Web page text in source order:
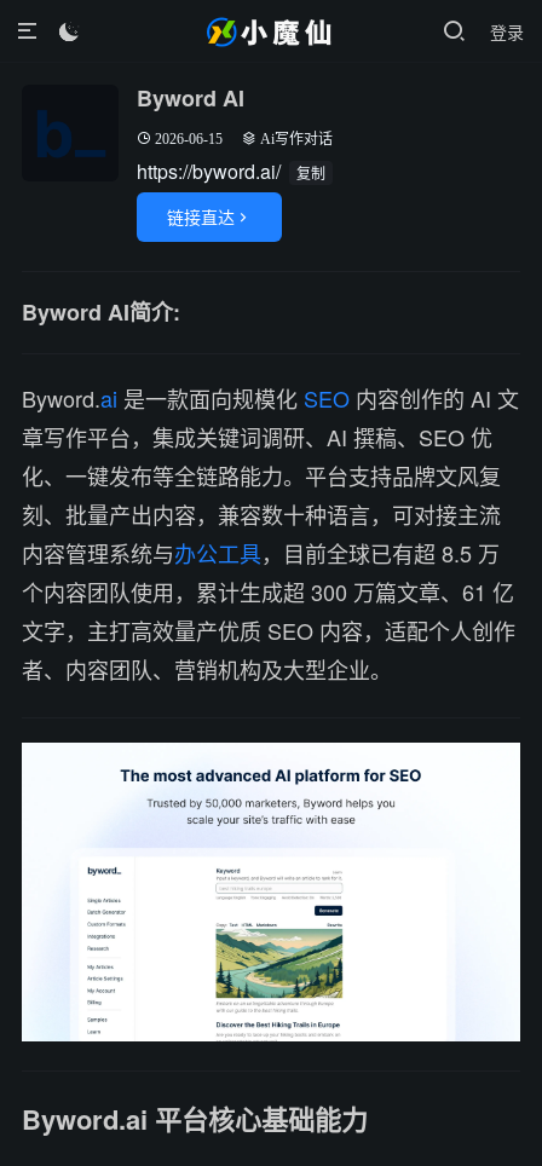
登录

Byword AI
2026-06-15 Ai写作对话
https://byword.ai/ 复制
链接直达 
Byword AI简介:
Byword.ai 是一款面向规模化 SEO 内容创作的 AI 文
章写作平台，集成关键词调研、AI 撰稿、SEO 优
化、一键发布等全链路能力。平台支持品牌文风复
刻、批量产出内容，兼容数十种语言，可对接主流
内容管理系统与办公工具，目前全球已有超 8.5 万
个内容团队使用，累计生成超 300 万篇文章、61 亿
文字，主打高效量产优质 SEO 内容，适配个人创作
者、内容团队、营销机构及大型企业。
Byword.ai 平台核心基础能力